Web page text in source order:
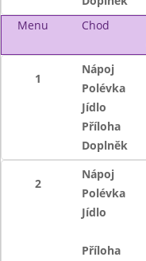
Menu
Chod
1
Nápoj
Polévka
Jídlo
Příloha
Doplněk
2
Nápoj
Polévka
Jídlo
Příloha